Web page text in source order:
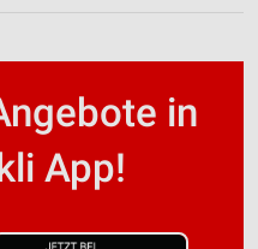
in
App!